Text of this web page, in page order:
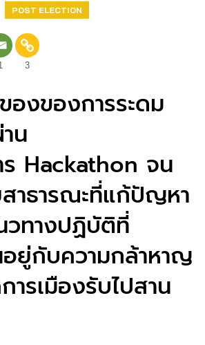
POST ELECTION
3
องของการระดม
น
ร Hackathon จน
สาธารณะที่แก้ปัญหา
วทางปฏิบัติที่
ยู่กับความกล้าหาญ
รเมืองรับไปสาน